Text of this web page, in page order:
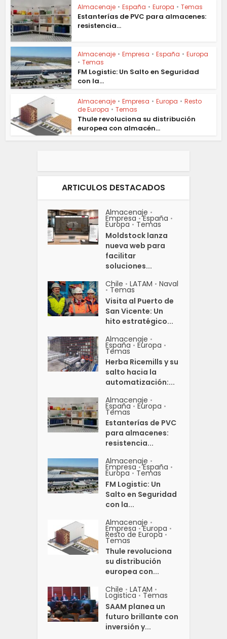
Almacenaje • España • Europa • Temas
Estanterías de PVC para almacenes:
resistencia...
Almacenaje • Empresa • España • Europa
• Temas
FM Logistic: Un Salto en Seguridad
con la...
Almacenaje • Empresa • Europa • Resto
de Europa • Temas
Thule revoluciona su distribución
europea con almacén...
ARTICULOS DESTACADOS
Almacenaje •
Empresa • España •
Europa • Temas
Moldstock lanza
nueva web para
facilitar
soluciones...
Chile • LATAM • Naval
• Temas
Visita al Puerto de
San Vicente: Un
hito estratégico...
Almacenaje •
España • Europa •
Temas
Herba Ricemills y su
salto hacia la
automatización:...
Almacenaje •
España • Europa •
Temas
Estanterías de PVC
para almacenes:
resistencia...
Almacenaje •
Empresa • España •
Europa • Temas
FM Logistic: Un
Salto en Seguridad
con la...
Almacenaje •
Empresa • Europa •
Resto de Europa •
Temas
Thule revoluciona
su distribución
europea con...
Chile • LATAM •
Logistica • Temas
SAAM planea un
futuro brillante con
inversión y...